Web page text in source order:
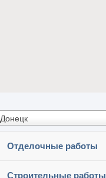
Донецк
Отделочные работы
Строительные работы